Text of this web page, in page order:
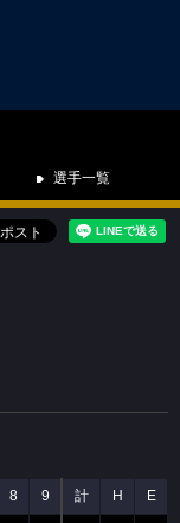
選手一覧
8 9 計 H E